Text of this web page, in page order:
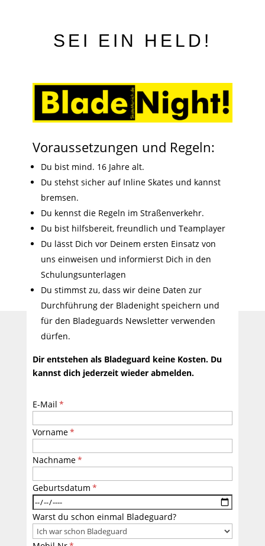
SEI EIN HELD!
Voraussetzungen und Regeln:
Du bist mind. 16 Jahre alt.
Du stehst sicher auf Inline Skates und kannst
bremsen.
Du kennst die Regeln im Straßenverkehr.
Du bist hilfsbereit, freundlich und Teamplayer
Du lässt Dich vor Deinem ersten Einsatz von
uns einweisen und informierst Dich in den
Schulungsunterlagen
Du stimmst zu, dass wir deine Daten zur
Durchführung der Bladenight speichern und
für den Bladeguards Newsletter verwenden
dürfen.
Dir entstehen als Bladeguard keine Kosten. Du
kannst dich jederzeit wieder abmelden.
E-Mail
Vorname
Nachname
Geburtsdatum
Warst du schon einmal Bladeguard?